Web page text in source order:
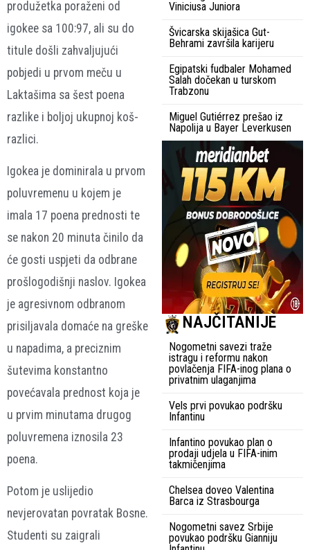
produžetka poraženi od
igokee sa 100:97, ali su do
titule došli zahvaljujući
pobjedi u prvom meču u
Laktašima sa šest poena
razlike i boljoj ukupnoj koš-
razlici.
Igokea je dominirala u prvom
poluvremenu u kojem je
imala 17 poena prednosti te
se nakon 20 minuta činilo da
će gosti uspjeti da odbrane
prošlogodišnji naslov. Igokea
je agresivnom odbranom
prisiljavala domaće na greške
u napadima, a preciznim
šutevima konstantno
povećavala prednost koja je
u prvim minutama drugog
poluvremena iznosila 23
poena.
Potom je uslijedio
nevjerovatan povratak Bosne.
Studenti su zaigrali
Viniciusa Juniora
Švicarska skijašica Gut-
Behrami završila karijeru
Egipatski fudbaler Mohamed
Salah dočekan u turskom
Trabzonu
Miguel Gutiérrez prešao iz
Napolija u Bayer Leverkusen
NAJČITANIJE
Nogometni savezi traže
istragu i reformu nakon
povlačenja FIFA-inog plana o
privatnim ulaganjima
Vels prvi povukao podršku
Infantinu
Infantino povukao plan o
prodaji udjela u FIFA-inim
takmičenjima
Chelsea doveo Valentina
Barca iz Strasbourga
Nogometni savez Srbije
povukao podršku Gianniju